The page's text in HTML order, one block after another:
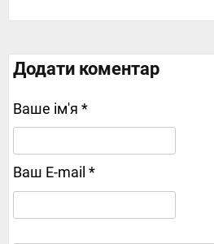
Додати коментар
Ваше ім'я *
Ваш E-mail *